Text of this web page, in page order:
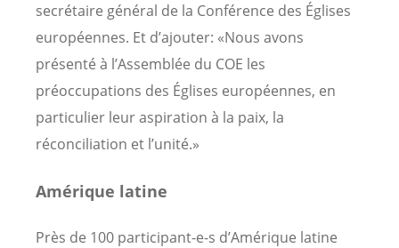
secrétaire général de la Conférence des Églises
européennes. Et d’ajouter: «Nous avons
présenté à l’Assemblée du COE les
préoccupations des Églises européennes, en
particulier leur aspiration à la paix, la
réconciliation et l’unité.»
Amérique latine
Près de 100 participant-e-s d’Amérique latine